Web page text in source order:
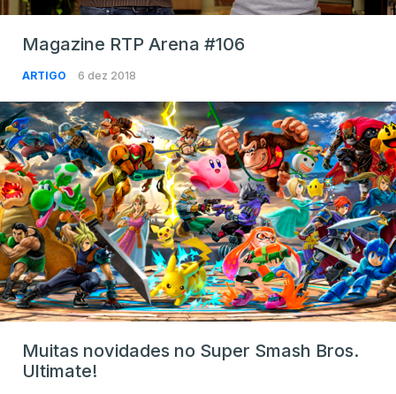
Magazine RTP Arena #106
ARTIGO 6 dez 2018
Muitas novidades no Super Smash Bros.
Ultimate!